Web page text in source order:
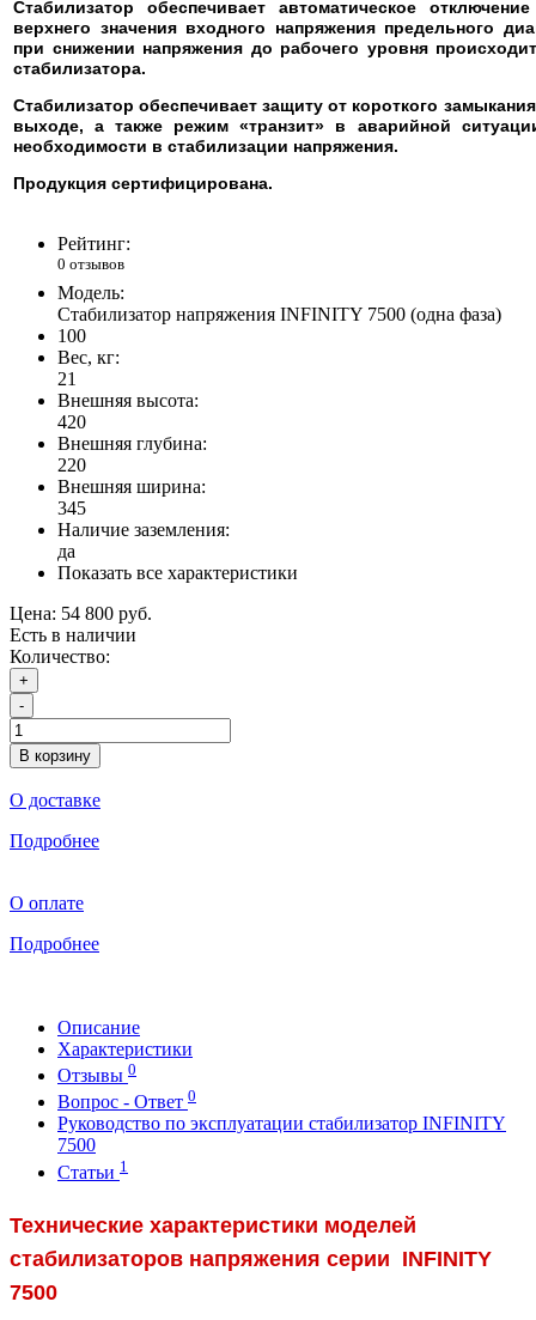
Стабилизатор обеспечивает автоматическое
верхнего значения входного напряжения предельного
при снижении напряжения до рабочего уровня
стабилизатора.
Стабилизатор обеспечивает защиту от короткого
выходе, а также режим «транзит» в аварийной
необходимости в стабилизации напряжения.
Продукция сертифицирована.
Рейтинг:
0 отзывов
Модель:
Стабилизатор напряжения INFINITY 7500 (одна фаза)
100
Вес, кг:
21
Внешняя высота:
420
Внешняя глубина:
220
Внешняя ширина:
345
Наличие заземления:
да
Показать все характеристики
Цена: 54 800 руб.
Есть в наличии
Количество:
+
-
В корзину
О доставке
Подробнее
О оплате
Подробнее
Описание
Характеристики
Отзывы 0
Вопрос - Ответ 0
Руководство по эксплуатации стабилизатор INFINITY
7500
Статьи 1
Технические характеристики моделей
стабилизаторов напряжения серии INFINITY
7500